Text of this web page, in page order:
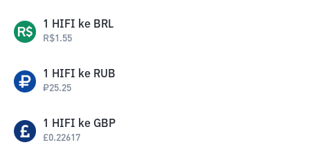
1 HIFI ke BRL
R$1.55
1 HIFI ke RUB
₽25.25
1 HIFI ke GBP
£0.22617